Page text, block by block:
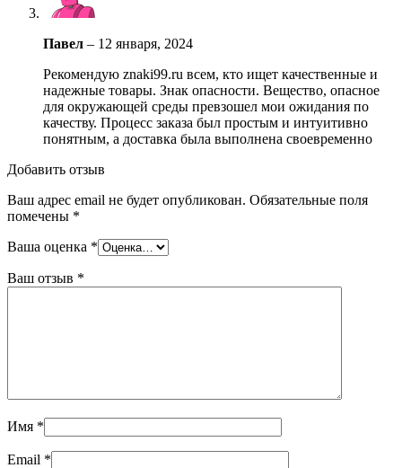
Павел – 12 января, 2024
Рекомендую znaki99.ru всем, кто ищет качественные и
надежные товары. Знак опасности. Вещество, опасное
для окружающей среды превзошел мои ожидания по
качеству. Процесс заказа был простым и интуитивно
понятным, а доставка была выполнена своевременно
Добавить отзыв
Ваш адрес email не будет опубликован. Обязательные поля
помечены *
Ваша оценка *
Ваш отзыв *
Имя *
Email *